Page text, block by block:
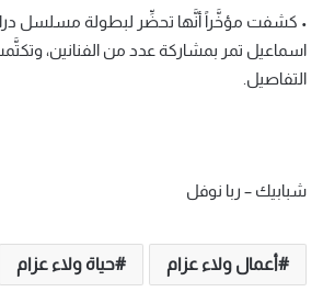
• كشفت مؤخَّراً أنَّها تحضِّر لبطولة مسلسل
اسماعيل تمر بمشاركة عدد من الفنانين،
التفاصيل.
شبابيك – ربا نوفل
أعمال ولاء عزام حياة ولاء عزام